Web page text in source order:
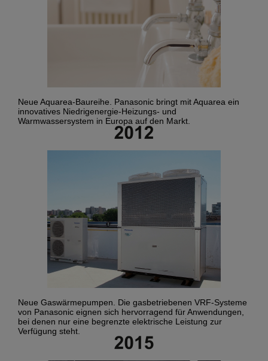
Neue Aquarea-Baureihe. Panasonic bringt mit Aquarea ein
innovatives Niedrigenergie-Heizungs- und
Warmwassersystem in Europa auf den Markt.
Neue Gaswärmepumpen. Die gasbetriebenen VRF-Systeme
von Panasonic eignen sich hervorragend für Anwendungen,
bei denen nur eine begrenzte elektrische Leistung zur
Verfügung steht.